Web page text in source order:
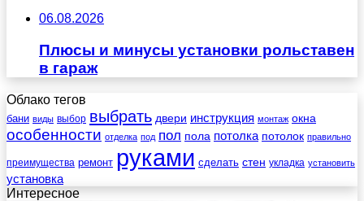
06.08.2026
Плюсы и минусы установки рольставен
в гараж
Облако тегов
бани виды выбор выбрать двери инструкция монтаж окна
особенности отделка под пол пола потолка потолок правильно
преимущества ремонт руками сделать стен укладка установить
установка
Интересное